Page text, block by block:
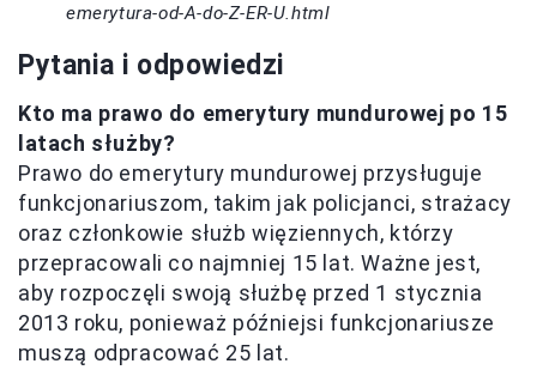
emerytura-od-A-do-Z-ER-U.html
Pytania i odpowiedzi
Kto ma prawo do emerytury mundurowej po 15
latach służby?
Prawo do emerytury mundurowej przysługuje
funkcjonariuszom, takim jak policjanci, strażacy
oraz członkowie służb więziennych, którzy
przepracowali co najmniej 15 lat. Ważne jest,
aby rozpoczęli swoją służbę przed 1 stycznia
2013 roku, ponieważ późniejsi funkcjonariusze
muszą odpracować 25 lat.